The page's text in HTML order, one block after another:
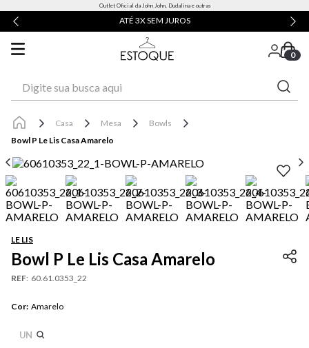
Outlet Oficial da John John, Dudalina e outras
ATÉ 3X SEM JUROS
0
Casa Mesa
Bowls
Bowl P Le Lis Casa Amarelo
LE LIS
Bowl P Le Lis Casa Amarelo
REF: 60.61.0353_22
Cor: Amarelo
UN